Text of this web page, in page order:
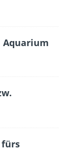
Aquarium